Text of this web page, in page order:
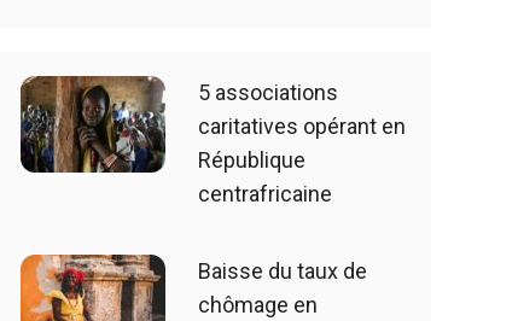
5 associations
caritatives opérant en
République
centrafricaine
Baisse du taux de
chômage en